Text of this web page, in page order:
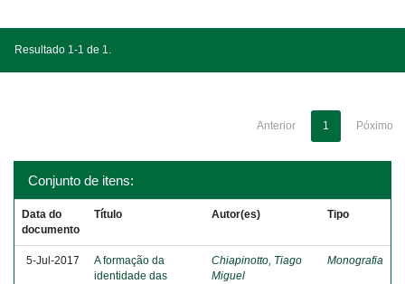
Resultado 1-1 de 1.
Anterior 1 Póximo
Conjunto de itens:
Data do
documento
Título Autor(es) Tipo
5-Jul-2017
A formação da
identidade das
Chiapinotto, Tiago
Miguel
Monografia